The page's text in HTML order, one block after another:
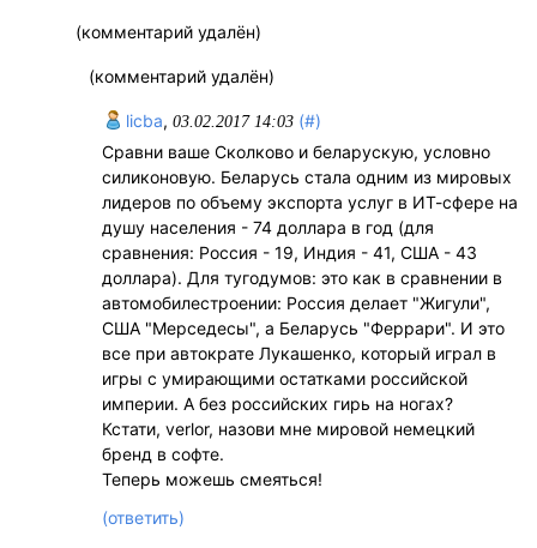
(комментарий удалён)
(комментарий удалён)
licba, 03.02.2017 14:03 (#)
Сравни ваше Сколково и беларускую, условно
силиконовую. Беларусь стала одним из мировых
лидеров по объему экспорта услуг в ИТ-сфере на
душу населения - 74 доллара в год (для
сравнения: Россия - 19, Индия - 41, США - 43
доллара). Для тугодумов: это как в сравнении в
автомобилестроении: Россия делает "Жигули",
США "Мерседесы", а Беларусь "Феррари". И это
все при автократе Лукашенко, который играл в
игры с умирающими остатками российской
империи. А без российских гирь на ногах?
Кстати, verlor, назови мне мировой немецкий
бренд в софте.
Теперь можешь смеяться!
(ответить)